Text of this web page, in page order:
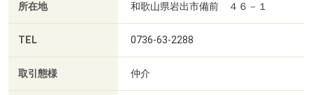
所在地 和歌山県岩出市備前 ４６－１
TEL 0736-63-2288
取引態様 仲介